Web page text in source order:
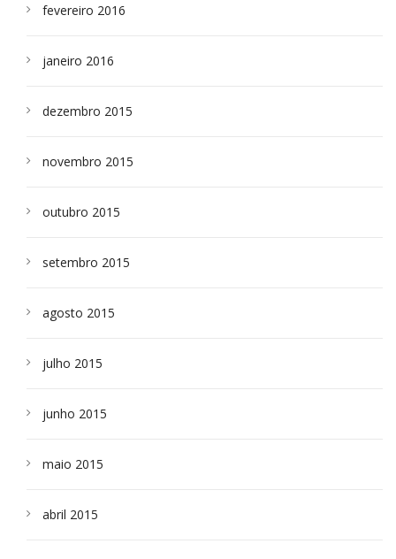
fevereiro 2016
janeiro 2016
dezembro 2015
novembro 2015
outubro 2015
setembro 2015
agosto 2015
julho 2015
junho 2015
maio 2015
abril 2015